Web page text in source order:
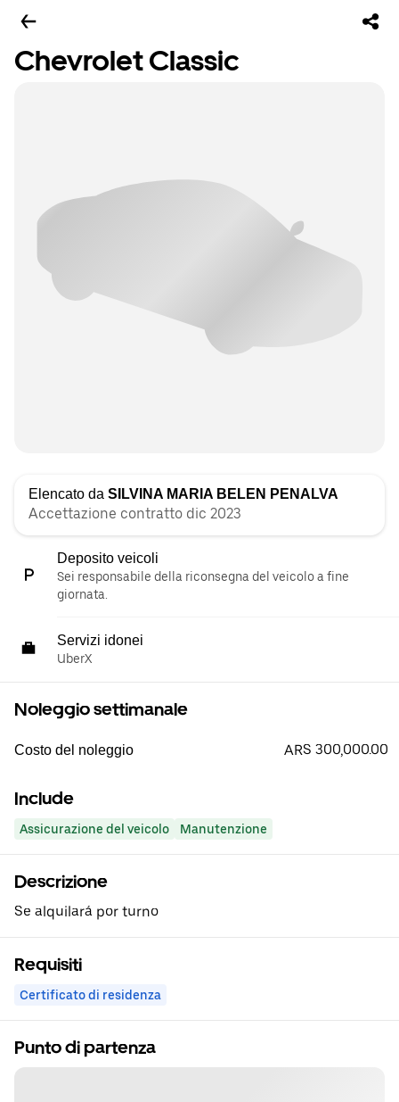
Chevrolet Classic
Elencato da SILVINA MARIA BELEN PENALVA
Accettazione contratto dic 2023
Deposito veicoli
Sei responsabile della riconsegna del veicolo a fine
giornata.
Servizi idonei
UberX
Noleggio settimanale
Costo del noleggio ARS 300,000.00
Include
Assicurazione del veicolo Manutenzione
Descrizione
Se alquilará por turno
Requisiti
Certificato di residenza
Punto di partenza